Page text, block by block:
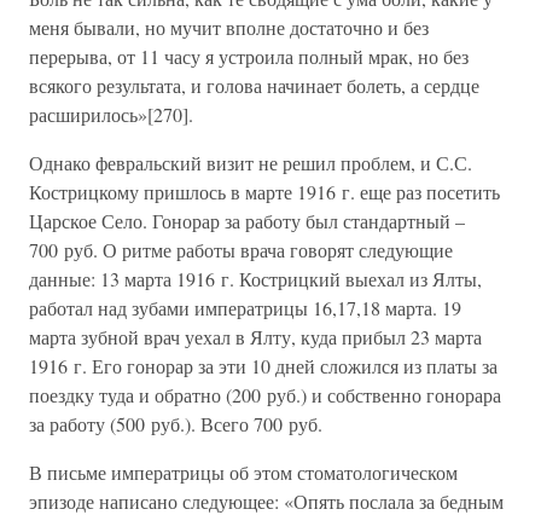
меня бывали, но мучит вполне достаточно и без
перерыва, от 11 часу я устроила полный мрак, но без
всякого результата, и голова начинает болеть, а сердце
расширилось»[270].
Однако февральский визит не решил проблем, и С.С.
Кострицкому пришлось в марте 1916 г. еще раз посетить
Царское Село. Гонорар за работу был стандартный –
700 руб. О ритме работы врача говорят следующие
данные: 13 марта 1916 г. Кострицкий выехал из Ялты,
работал над зубами императрицы 16,17,18 марта. 19
марта зубной врач уехал в Ялту, куда прибыл 23 марта
1916 г. Его гонорар за эти 10 дней сложился из платы за
поездку туда и обратно (200 руб.) и собственно гонорара
за работу (500 руб.). Всего 700 руб.
В письме императрицы об этом стоматологическом
эпизоде написано следующее: «Опять послала за бедным